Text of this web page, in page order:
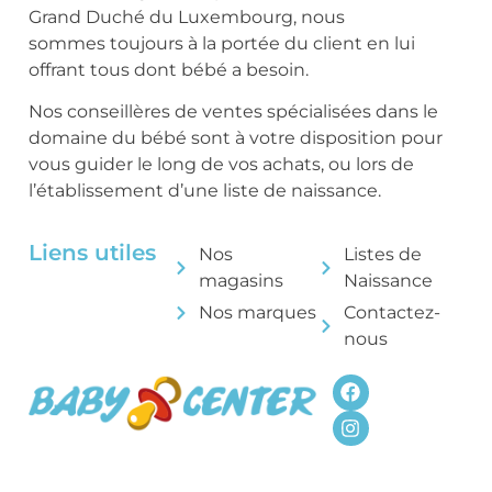
Grand Duché du Luxembourg, nous
sommes toujours à la portée du client en lui
offrant tous dont bébé a besoin.
Nos conseillères de ventes spécialisées dans le
domaine du bébé sont à votre disposition pour
vous guider le long de vos achats, ou lors de
l’établissement d’une liste de naissance.
Liens utiles
Nos
magasins
Nos marques
Listes de
Naissance
Contactez-
nous